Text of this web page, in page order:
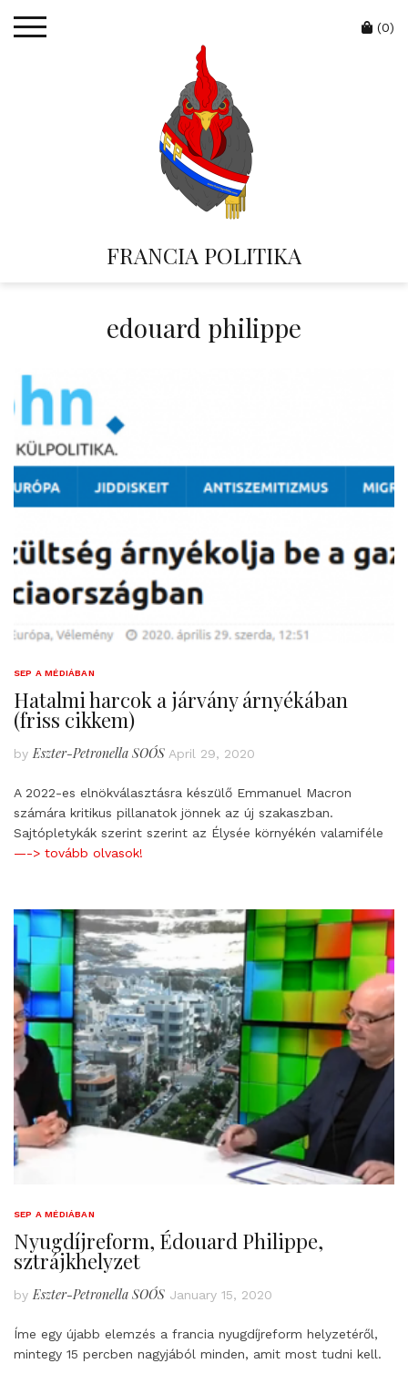
FRANCIA POLITIKA
Cart
(0)
edouard philippe
SEP A MÉDIÁBAN
Hatalmi harcok a járvány árnyékában
(friss cikkem)
by Eszter-Petronella SOÓS April 29, 2020
A 2022-es elnökválasztásra készülő Emmanuel Macron
számára kritikus pillanatok jönnek az új szakaszban.
Sajtópletykák szerint szerint az Élysée környékén valamiféle
—-> tovább olvasok!
SEP A MÉDIÁBAN
Nyugdíjreform, Édouard Philippe,
sztrájkhelyzet
by Eszter-Petronella SOÓS January 15, 2020
Íme egy újabb elemzés a francia nyugdíjreform helyzetéről,
mintegy 15 percben nagyjából minden, amit most tudni kell.